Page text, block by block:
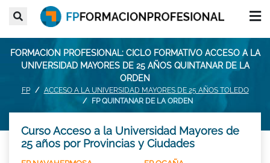
FORMACION PROFESIONAL: CICLO FORMATIVO ACCESO A LA
UNIVERSIDAD MAYORES DE 25 AÑOS QUINTANAR DE LA
ORDEN
FP
ACCESO A LA UNIVERSIDAD MAYORES DE 25 AÑOS TOLEDO
FP QUINTANAR DE LA ORDEN
Curso Acceso a la Universidad Mayores de
25 años por Provincias y Ciudades